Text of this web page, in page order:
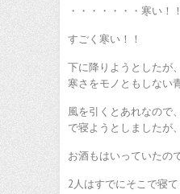
・・・・・・・寒い！
すごく寒い！！
下に降りようとしたが
寒さをモノともしない
風を引くとあれなので
で寝ようとしましたが、
お酒もはいっていたの
2人はすでにそこで寝て